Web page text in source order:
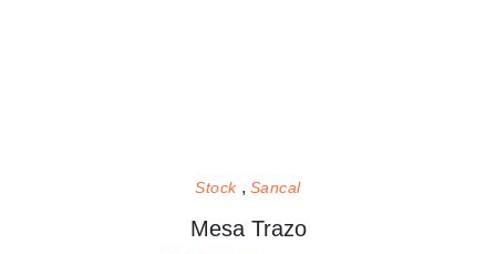
Stock Sancal
Mesa Trazo